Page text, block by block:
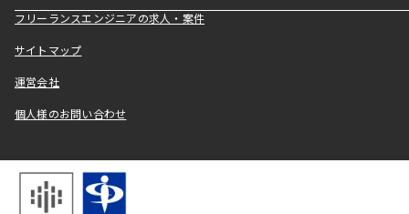
フリーランスエンジニアの求人・案件
サイトマップ
運営会社
個人様のお問い合わせ